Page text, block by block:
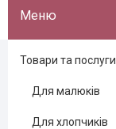
Товари та послуги
Для малюків
Для хлопчиків